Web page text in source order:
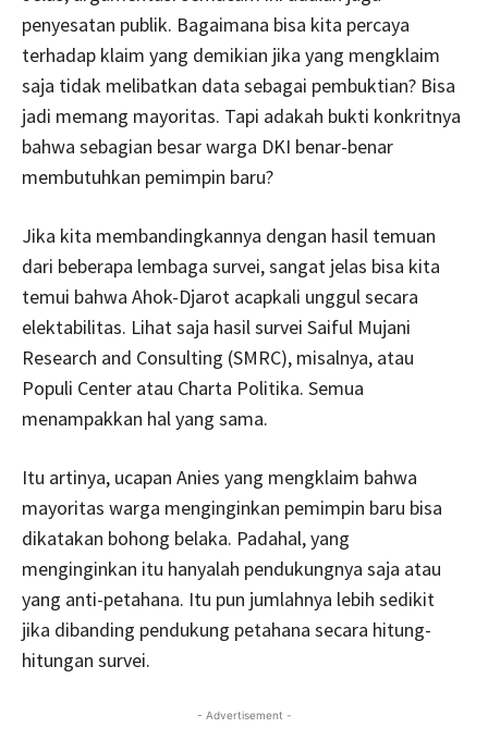
penyesatan publik. Bagaimana bisa kita percaya
terhadap klaim yang demikian jika yang mengklaim
saja tidak melibatkan data sebagai pembuktian? Bisa
jadi memang mayoritas. Tapi adakah bukti konkritnya
bahwa sebagian besar warga DKI benar-benar
membutuhkan pemimpin baru?
Jika kita membandingkannya dengan hasil temuan
dari beberapa lembaga survei, sangat jelas bisa kita
temui bahwa Ahok-Djarot acapkali unggul secara
elektabilitas. Lihat saja hasil survei Saiful Mujani
Research and Consulting (SMRC), misalnya, atau
Populi Center atau Charta Politika. Semua
menampakkan hal yang sama.
Itu artinya, ucapan Anies yang mengklaim bahwa
mayoritas warga menginginkan pemimpin baru bisa
dikatakan bohong belaka. Padahal, yang
menginginkan itu hanyalah pendukungnya saja atau
yang anti-petahana. Itu pun jumlahnya lebih sedikit
jika dibanding pendukung petahana secara hitung-
hitungan survei.
- Advertisement -